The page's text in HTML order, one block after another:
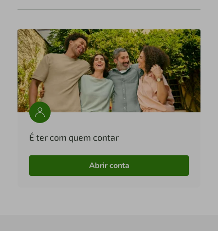
É ter com quem contar
Abrir conta